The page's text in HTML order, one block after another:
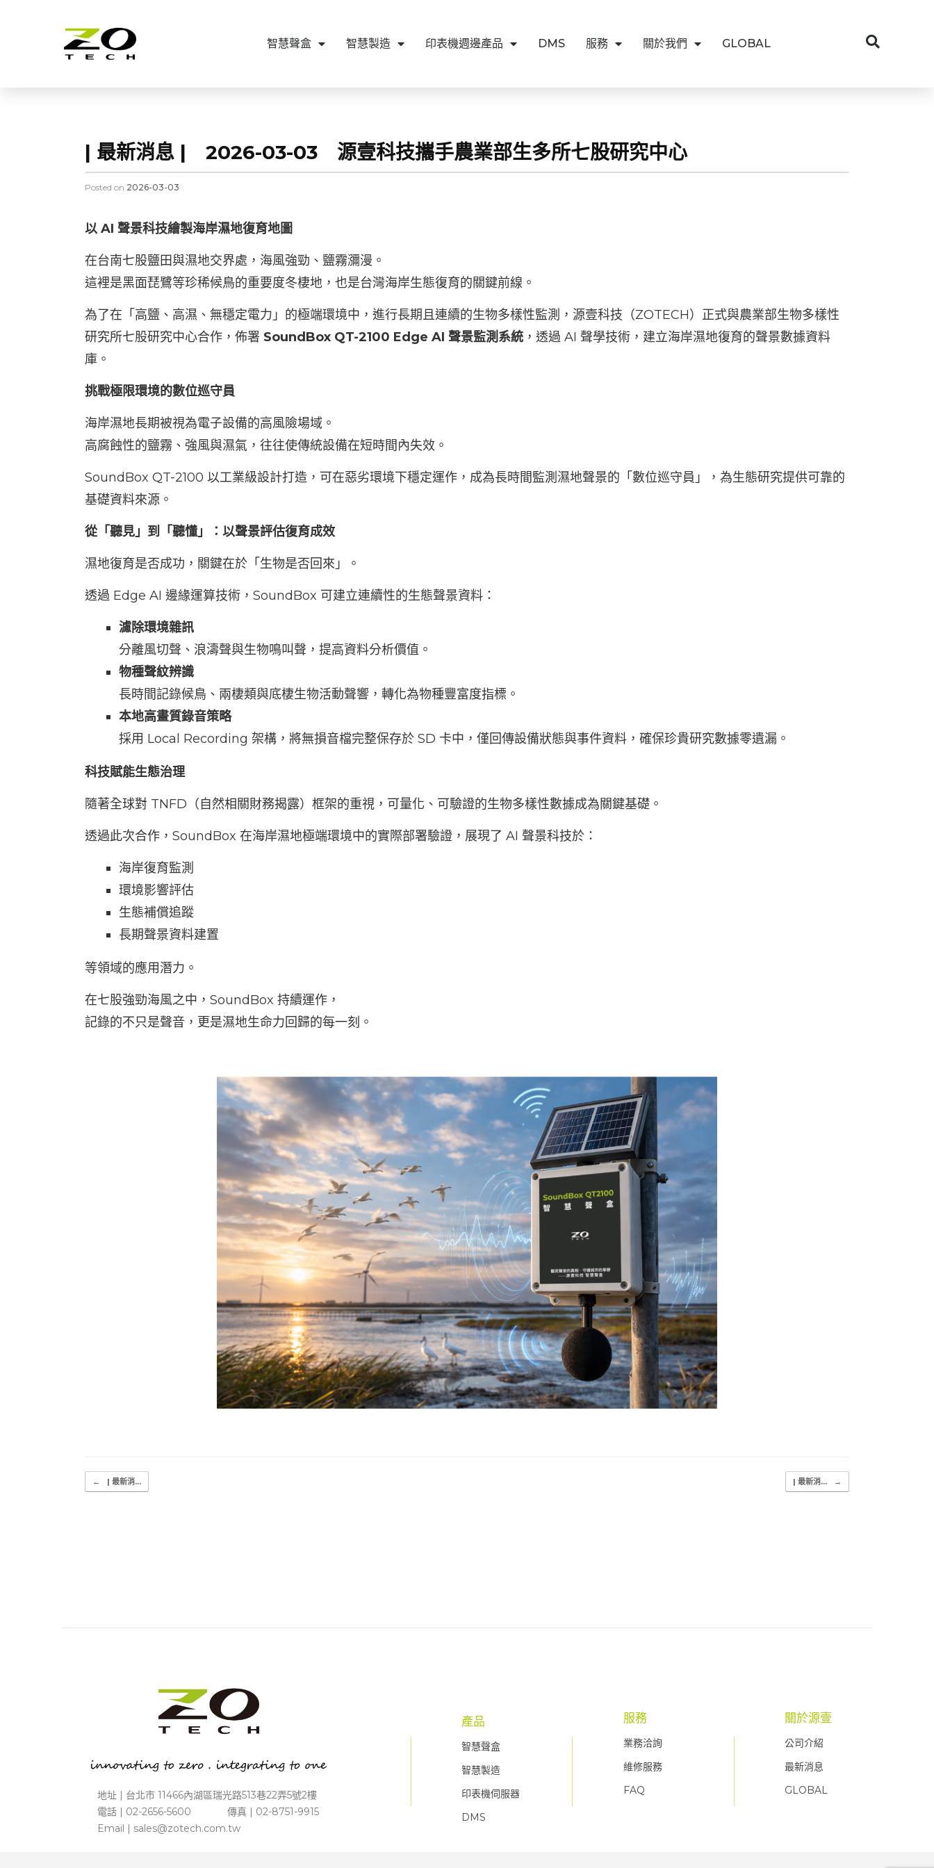
智慧聲盒 智慧製造 印表機週邊產品 DMS 服務 關於我們 GLOBAL
| 最新消息 | 2026-03-03 源壹科技攜手農業部生多所七股研究中心
Posted on 2026-03-03
以 AI 聲景科技繪製海岸濕地復育地圖
在台南七股鹽田與濕地交界處，海風強勁、鹽霧瀰漫。
這裡是黑面琵鷺等珍稀候鳥的重要度冬棲地，也是台灣海岸生態復育的關鍵前線。
為了在「高鹽、高濕、無穩定電力」的極端環境中，進行長期且連續的生物多樣性監測，源壹科技（ZOTECH）正式與農業部生物多樣性
研究所七股研究中心合作，佈署 SoundBox QT-2100 Edge AI 聲景監測系統 ，透過 AI 聲學技術，建立海岸濕地復育的聲景數據資料
庫。
挑戰極限環境的數位巡守員
海岸濕地長期被視為電子設備的高風險場域。
高腐蝕性的鹽霧、強風與濕氣，往往使傳統設備在短時間內失效。
SoundBox QT-2100 以工業級設計打造，可在惡劣環境下穩定運作，成為長時間監測濕地聲景的「數位巡守員」，為生態研究提供可靠的
基礎資料來源。
從「聽見」到「聽懂」：以聲景評估復育成效
濕地復育是否成功，關鍵在於「生物是否回來」。
透過 Edge AI 邊緣運算技術，SoundBox 可建立連續性的生態聲景資料：
濾除環境雜訊
分離風切聲、浪濤聲與生物鳴叫聲，提高資料分析價值。
物種聲紋辨識
長時間記錄候鳥、兩棲類與底棲生物活動聲響，轉化為物種豐富度指標。
本地高畫質錄音策略
採用 Local Recording 架構，將無損音檔完整保存於 SD 卡中，僅回傳設備狀態與事件資料，確保珍貴研究數據零遺漏。
科技賦能生態治理
隨著全球對 TNFD（自然相關財務揭露）框架的重視，可量化、可驗證的生物多樣性數據成為關鍵基礎。
透過此次合作，SoundBox 在海岸濕地極端環境中的實際部署驗證，展現了 AI 聲景科技於：
海岸復育監測
環境影響評估
生態補償追蹤
長期聲景資料建置
等領域的應用潛力。
在七股強勁海風之中，SoundBox 持續運作，
記錄的不只是聲音，更是濕地生命力回歸的每一刻。
Post navigation
← | 最新消... | 最新消... →
地址 | 台北市 11466內湖區瑞光路513巷22弄5號2樓
電話 | 02-2656-5600 傳真 | 02-8751-9915
Email | sales@zotech.com.tw
產品
智慧聲盒
智慧製造
印表機伺服器
DMS
服務
業務洽詢
維修服務
FAQ
關於源壹
公司介紹
最新消息
GLOBAL